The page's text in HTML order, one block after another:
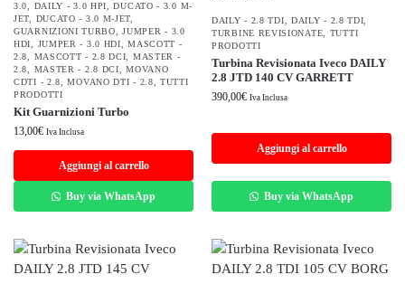
3.0
DAILY - 3.0 HPI ,DUCATO - 3.0 M-
JET
DUCATO - 3.0 M-JET
GUARNIZIONI TURBO ,JUMPER - 3.0
HDI
JUMPER - 3.0 HDI ,MASCOTT -
2.8
MASCOTT - 2.8 DCI
MASTER -
2.8
MASTER - 2.8 DCI ,MOVANO
CDTI - 2.8 ,MOVANO DTI - 2.8 ,TUTTI
PRODOTTI
Kit Guarnizioni Turbo
13,00€ Iva Inclusa
Aggiungi al carrello
Buy via WhatsApp
DAILY - 2.8 TDI DAILY - 2.8 TDI
TURBINE REVISIONATE
TUTTI
PRODOTTI
Turbina Revisionata Iveco DAILY
2.8 JTD 140 CV GARRETT
390,00€ Iva Inclusa
Aggiungi al carrello
Buy via WhatsApp